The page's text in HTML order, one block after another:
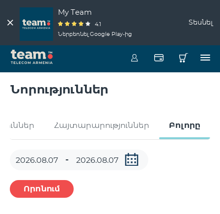
My Team
4.1
Ներբեռնել Google Play-ից
Տեսնել
Նորություններ
Հայտարարություններ Բոլորը
Որոնում